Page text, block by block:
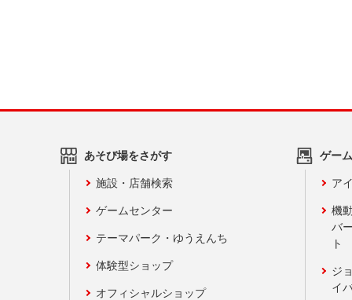
あそび場をさがす
施設・店舗検索
ゲームセンター
テーマパーク・ゆうえんち
体験型ショップ
オフィシャルショップ
ゲー
ア
機
バ
ト
ジ
イ